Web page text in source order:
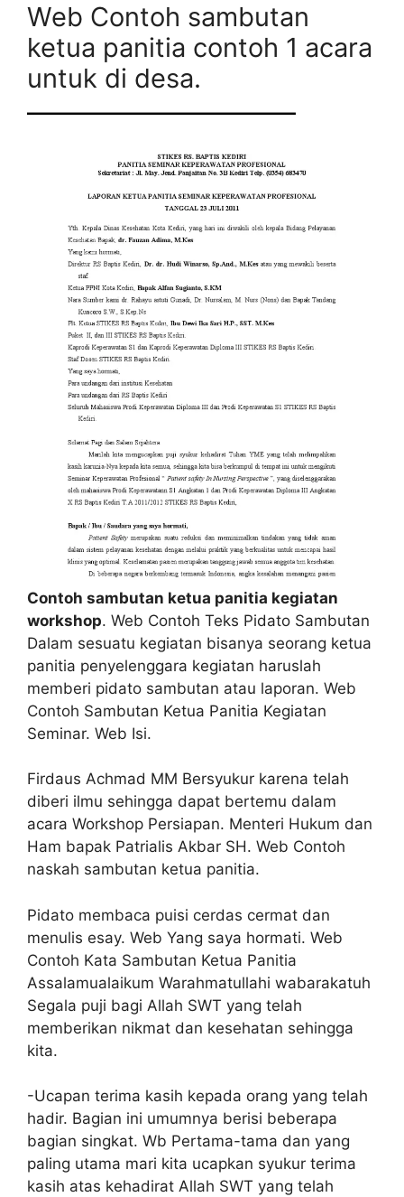
Web Contoh sambutan
ketua panitia contoh 1 acara
untuk di desa.
Contoh sambutan ketua panitia kegiatan
workshop. Web Contoh Teks Pidato Sambutan
Dalam sesuatu kegiatan bisanya seorang ketua
panitia penyelenggara kegiatan haruslah
memberi pidato sambutan atau laporan. Web
Contoh Sambutan Ketua Panitia Kegiatan
Seminar. Web Isi.
Firdaus Achmad MM Bersyukur karena telah
diberi ilmu sehingga dapat bertemu dalam
acara Workshop Persiapan. Menteri Hukum dan
Ham bapak Patrialis Akbar SH. Web Contoh
naskah sambutan ketua panitia.
Pidato membaca puisi cerdas cermat dan
menulis esay. Web Yang saya hormati. Web
Contoh Kata Sambutan Ketua Panitia
Assalamualaikum Warahmatullahi wabarakatuh
Segala puji bagi Allah SWT yang telah
memberikan nikmat dan kesehatan sehingga
kita.
-Ucapan terima kasih kepada orang yang telah
hadir. Bagian ini umumnya berisi beberapa
bagian singkat. Wb Pertama-tama dan yang
paling utama mari kita ucapkan syukur terima
kasih atas kehadirat Allah SWT yang telah